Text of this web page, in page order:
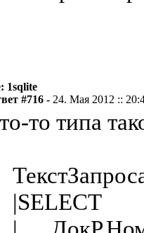
1sqlite
#716 - 24. Мая 2012 ::
то типа